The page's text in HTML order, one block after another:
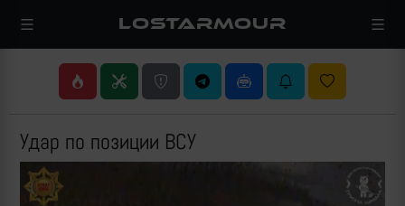
LOSTARMOUR
Удар по позиции ВСУ